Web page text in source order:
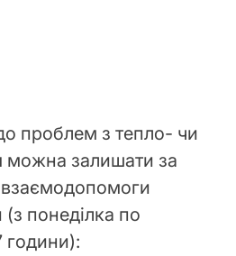
проблем з тепло- чи
можна залишати за
понеділка по
години):